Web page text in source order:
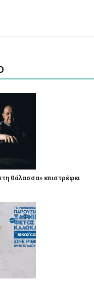
θάλασσα» επιστρέφει